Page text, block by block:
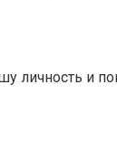
личность и